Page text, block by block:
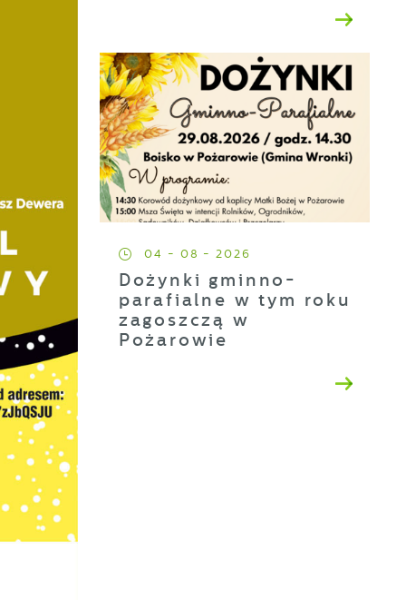
04 - 08 - 2026
Dożynki gminno-
parafialne w tym roku
zagoszczą w
Pożarowie